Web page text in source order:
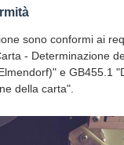
sono conformi ai
- Determinazione
e GB455.1
della carta".